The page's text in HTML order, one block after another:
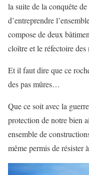
la suite de la conquête
d’entreprendre
compose de deux
cloître et le réfectoire des
Et il faut dire que ce
des pas mûres…
Que ce soit avec la
protection de notre bien
ensemble de
même permis de résister